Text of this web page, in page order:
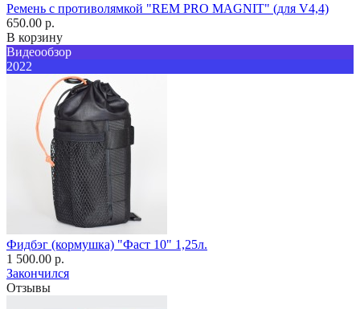
Ремень с противолямкой "REM PRO MAGNIT" (для V4,4)
650.00 р.
В корзину
Видеообзор
2022
Фидбэг (кормушка) "Фаст 10" 1,25л.
1 500.00 р.
Закончился
Отзывы